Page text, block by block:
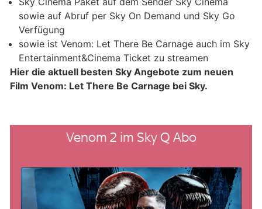
sowie auf Abruf per Sky On Demand und Sky Go
Verfügung
sowie ist Venom: Let There Be Carnage auch im Sky
Entertainment&Cinema Ticket zu streamen
Hier die aktuell besten Sky Angebote zum neuen
Film Venom: Let There Be Carnage bei Sky.
Venom 2 im Sky Q Abo